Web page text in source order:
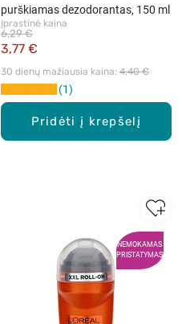
Pridėti į krepšelį
purškiamas dezodorantas, 150 ml
Įprastinė kaina
3,77 €
6,29 €
30 dienų mažiausia kaina: 4,40 €
1
NEMOKAMAS
PRISTATYMAS